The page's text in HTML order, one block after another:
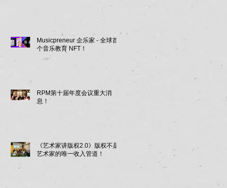
Musicpreneur 企乐家 - 全球首
个音乐教育 NFT！
RPM第十届年度会议重大消
息！
《艺术家讲版权2.0》版权不是
艺术家的唯一收入管道！